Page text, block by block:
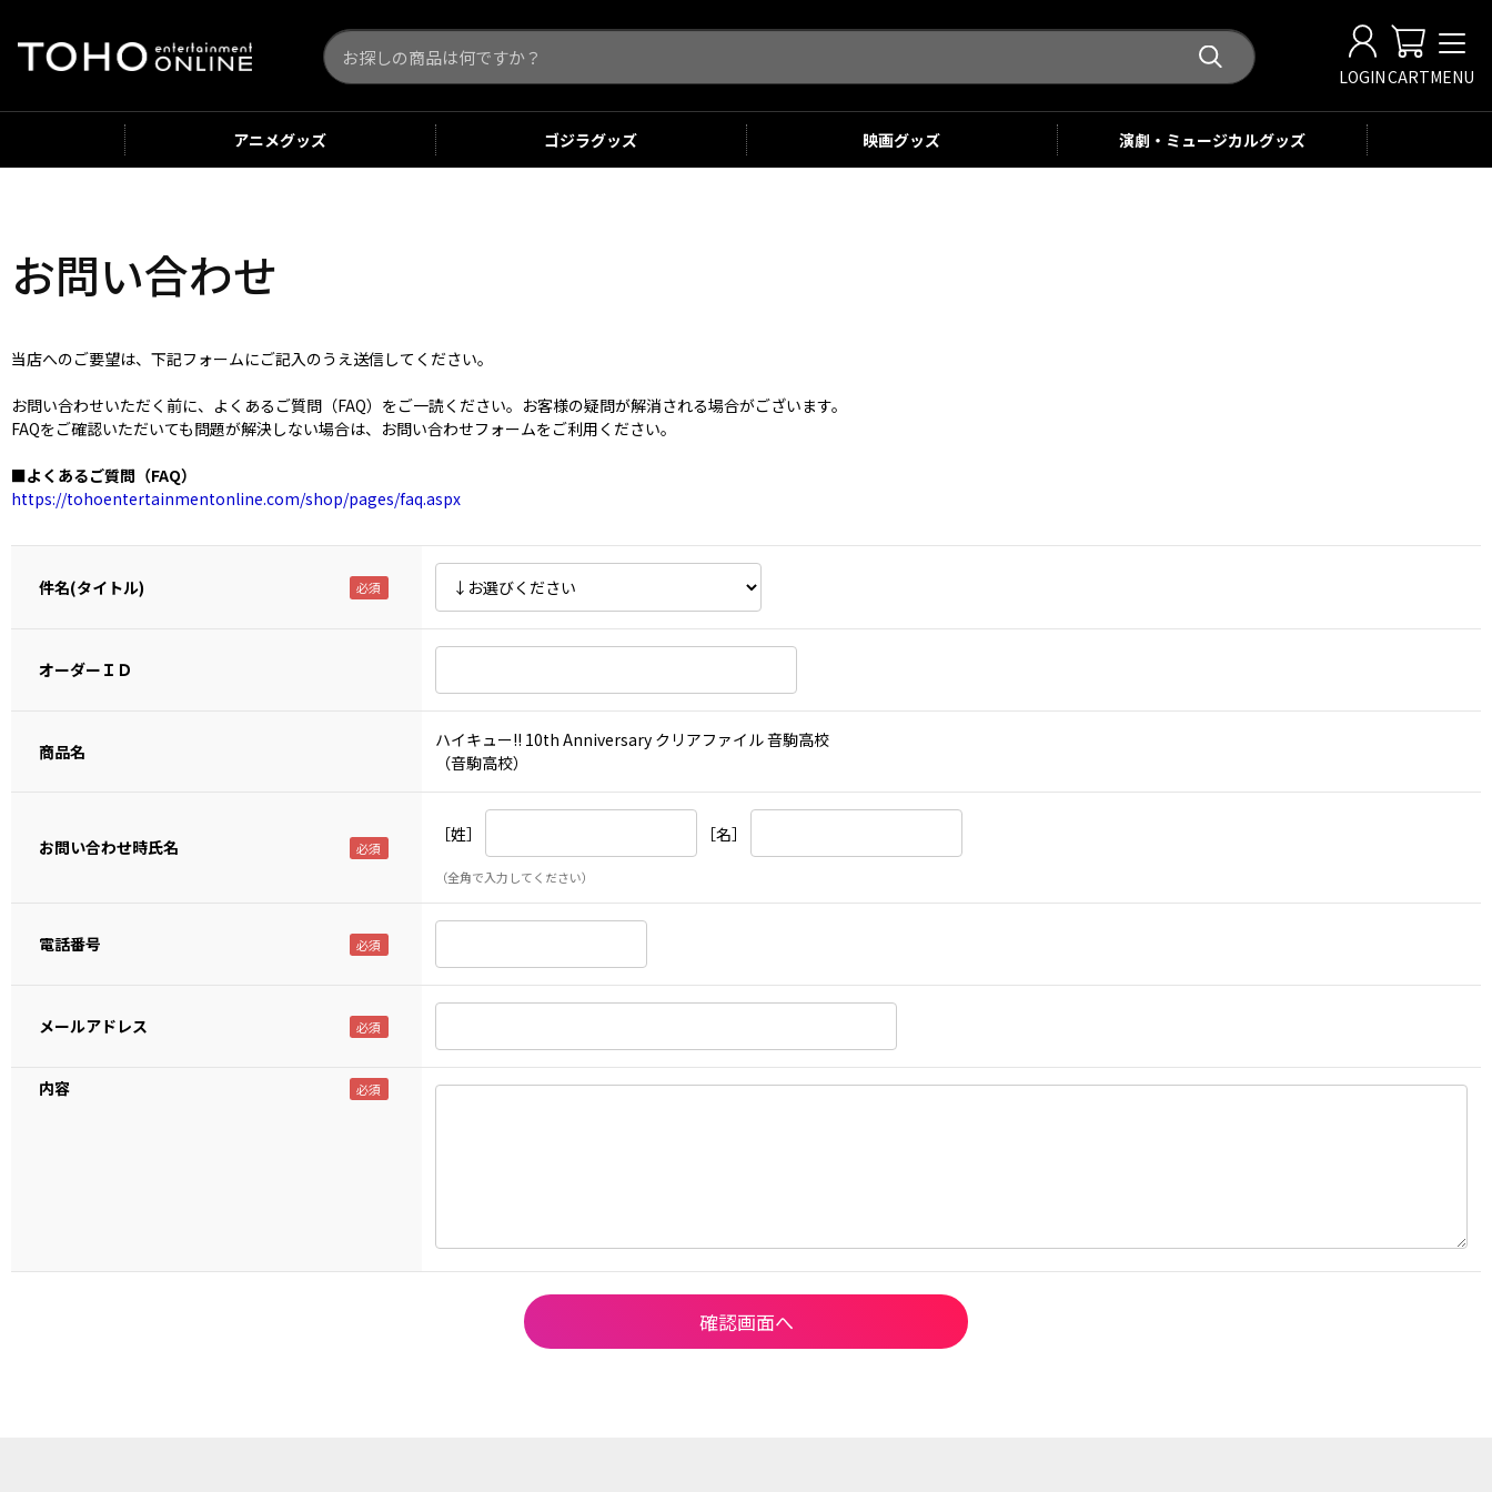
LOGINCARTMENU
アニメグッズ ゴジラグッズ 映画グッズ 演劇・ミュージカルグッズ
お問い合わせ
当店へのご要望は、下記フォームにご記入のうえ送信してください。
お問い合わせいただく前に、よくあるご質問（FAQ）をご一読ください。お客様の疑問が解消される場合がございます。
FAQをご確認いただいても問題が解決しない場合は、お問い合わせフォームをご利用ください。
■よくあるご質問（FAQ）
https://tohoentertainmentonline.com/shop/pages/faq.aspx
件名(タイトル)
オーダーＩＤ
商品名
ハイキュー!! 10th Anniversary クリアファイル 音駒高校
（音駒高校）
お問い合わせ時氏名
［姓］ ［名］
（全角で入力してください）
電話番号
メールアドレス
内容